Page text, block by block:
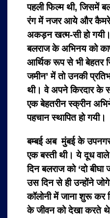
पहली फिल्म थी, जिसमें
रंग में नजर आये और
अकड़न खत्म-सी हो
बलराज के अभिनय को
आर्थिक रूप से भी बेहतर
जमीन’ में तो उनकी
थी। वे अपने किरदार के
एक बेहतरीन स्क्रीन
पहचान स्थापित हो गयी।
बम्बई अब मुंबई के उपनगर
एक बस्ती थी। ये दूध
दिन बलराज को ‘दो
उस दिन से ही उन्होंने
कॉलोनी में जाना शुरू कर
के जीवन को देखा करते